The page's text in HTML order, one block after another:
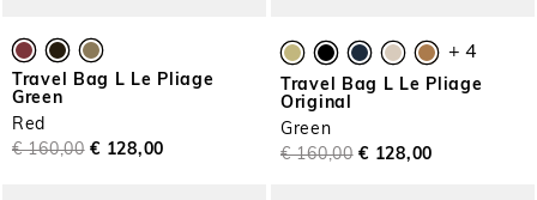
Travel Bag L Le Pliage
Green
Red
€ 160,00 € 128,00
+ 4
Travel Bag L Le Pliage
Original
Green
€ 160,00 € 128,00